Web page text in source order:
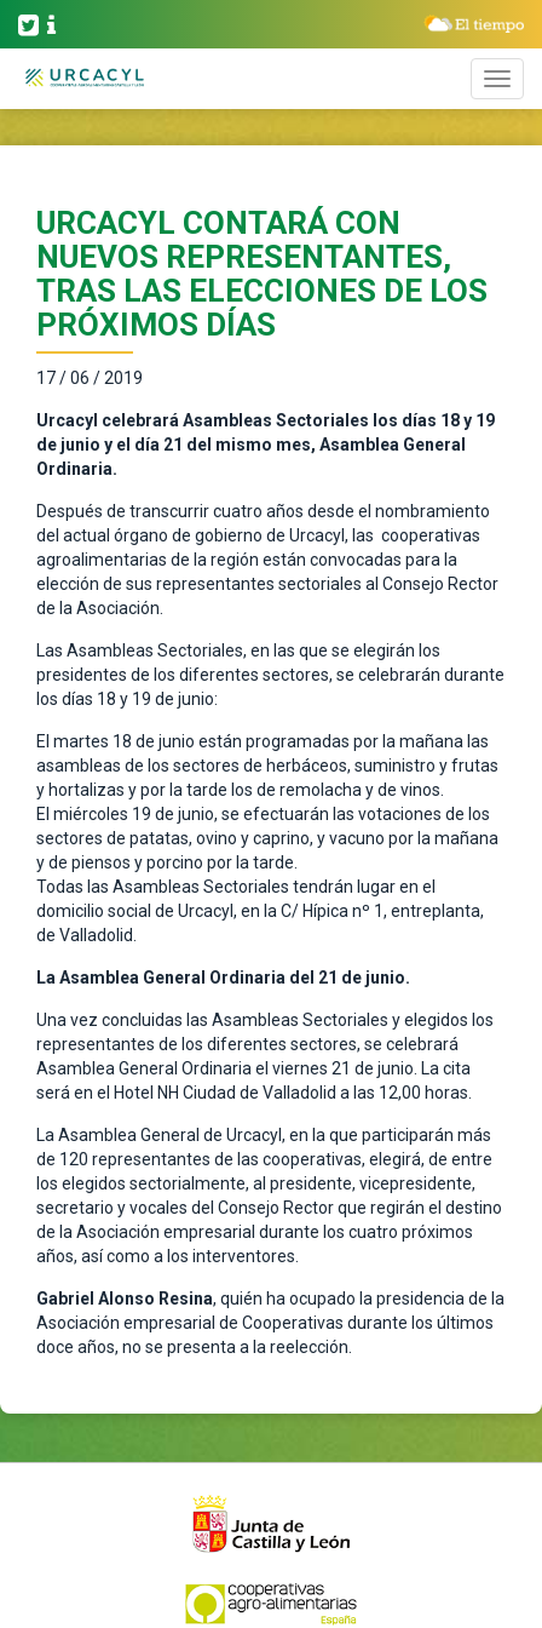
URCACYL CONTARÁ CON
NUEVOS REPRESENTANTES,
TRAS LAS ELECCIONES DE LOS
PRÓXIMOS DÍAS
17 / 06 / 2019
Urcacyl celebrará Asambleas Sectoriales los días 18 y 19
de junio y el día 21 del mismo mes, Asamblea General
Ordinaria.
Después de transcurrir cuatro años desde el nombramiento
del actual órgano de gobierno de Urcacyl, las cooperativas
agroalimentarias de la región están convocadas para la
elección de sus representantes sectoriales al Consejo Rector
de la Asociación.
Las Asambleas Sectoriales, en las que se elegirán los
presidentes de los diferentes sectores, se celebrarán durante
los días 18 y 19 de junio:
El martes 18 de junio están programadas por la mañana las
asambleas de los sectores de herbáceos, suministro y frutas
y hortalizas y por la tarde los de remolacha y de vinos.
El miércoles 19 de junio, se efectuarán las votaciones de los
sectores de patatas, ovino y caprino, y vacuno por la mañana
y de piensos y porcino por la tarde.
Todas las Asambleas Sectoriales tendrán lugar en el
domicilio social de Urcacyl, en la C/ Hípica nº 1, entreplanta,
de Valladolid.
La Asamblea General Ordinaria del 21 de junio.
Una vez concluidas las Asambleas Sectoriales y elegidos los
representantes de los diferentes sectores, se celebrará
Asamblea General Ordinaria el viernes 21 de junio. La cita
será en el Hotel NH Ciudad de Valladolid a las 12,00 horas.
La Asamblea General de Urcacyl, en la que participarán más
de 120 representantes de las cooperativas, elegirá, de entre
los elegidos sectorialmente, al presidente, vicepresidente,
secretario y vocales del Consejo Rector que regirán el destino
de la Asociación empresarial durante los cuatro próximos
años, así como a los interventores.
Gabriel Alonso Resina, quién ha ocupado la presidencia de la
Asociación empresarial de Cooperativas durante los últimos
doce años, no se presenta a la reelección.